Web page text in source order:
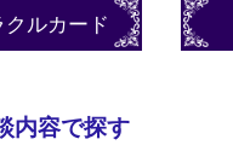
クルカード
内容で探す